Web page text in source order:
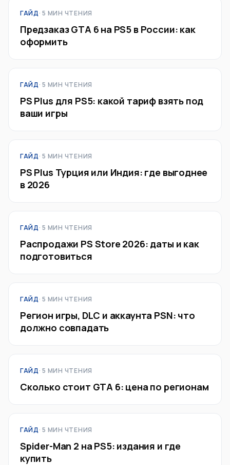
ГАЙД· 5 МИН ЧТЕНИЯ
Предзаказ GTA 6 на PS5 в России: как
оформить
ГАЙД· 5 МИН ЧТЕНИЯ
PS Plus для PS5: какой тариф взять под
ваши игры
ГАЙД· 5 МИН ЧТЕНИЯ
PS Plus Турция или Индия: где выгоднее
в 2026
ГАЙД· 5 МИН ЧТЕНИЯ
Распродажи PS Store 2026: даты и как
подготовиться
ГАЙД· 5 МИН ЧТЕНИЯ
Регион игры, DLC и аккаунта PSN: что
должно совпадать
ГАЙД· 5 МИН ЧТЕНИЯ
Сколько стоит GTA 6: цена по регионам
ГАЙД· 5 МИН ЧТЕНИЯ
Spider-Man 2 на PS5: издания и где
купить